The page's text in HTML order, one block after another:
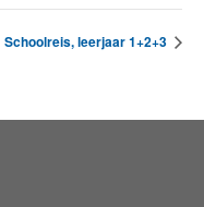
Schoolreis, leerjaar 1+2+3